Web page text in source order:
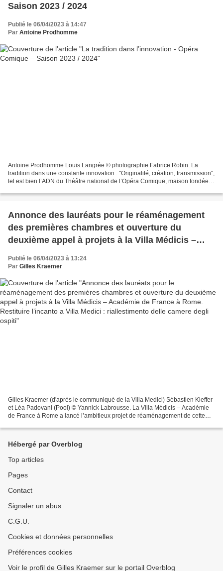
Saison 2023 / 2024
Publié le 06/04/2023 à 14:47
Par Antoine Prodhomme
Antoine Prodhomme Louis Langrée © photographie Fabrice Robin. La
tradition dans une constante innovation . "Originalité, création, transmission",
tel est bien l’ADN du Théâtre national de l’Opéra Comique, maison fondée
Annonce des lauréats pour le réaménagement
des premières chambres et ouverture du
deuxième appel à projets à la Villa Médicis –
Académie de France à Rome. Restituire
l’incanto a Villa Medici : riallestimento delle
Publié le 06/04/2023 à 13:24
Par Gilles Kraemer
Gilles Kraemer (d'après le communiqué de la Villa Medici) Sébastien Kieffer
et Léa Padovani (Pool) © Yannick Labrousse. La Villa Médicis – Académie
de France à Rome a lancé l’ambitieux projet de réaménagement de cette
Hébergé par Overblog
Top articles
Pages
Contact
Signaler un abus
C.G.U.
Cookies et données personnelles
Préférences cookies
Voir le profil de Gilles Kraemer sur le portail Overblog